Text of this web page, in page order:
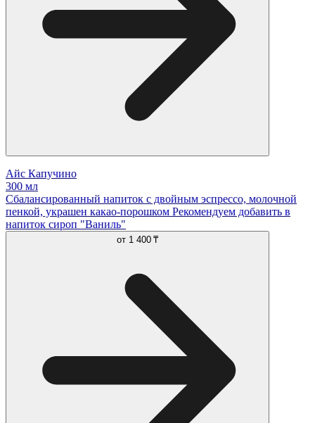
Айс Капучино
300 мл
Сбалансированный напиток с двойным эспрессо, молочной
пенкой, украшен какао-порошком Рекомендуем добавить в
напиток сироп "Ваниль"
от 1 400 ₸